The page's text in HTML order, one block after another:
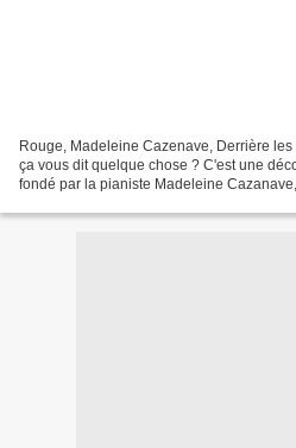
Rouge, Madeleine Cazenave, Derrière les
ça vous dit quelque chose ? C'est une
fondé par la pianiste Madeleine